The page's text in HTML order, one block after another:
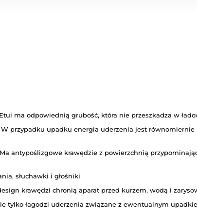
Etui ma odpowiednią grubość, która nie przeszkadza w
W przypadku upadku energia uderzenia jest równomiernie
Ma antypoślizgowe krawędzie z powierzchnią
słuchawki i głośniki
krawędzi chronią aparat przed kurzem, wodą i
tylko łagodzi uderzenia związane z ewentualnym